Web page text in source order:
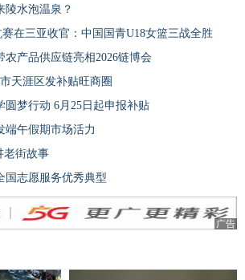
陵水泡温泉？
赛在三亚收官：中国国青U18女篮三战全胜
农产品供应链亮相2026链博会
天涯区发补贴旺商圈
圆梦行动 6月25日起申报补贴
端午假期市场活力
老街故事
国志愿服务优秀典型
广告